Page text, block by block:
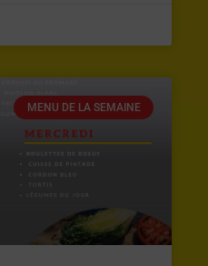
MENU DE LA SEMAINE